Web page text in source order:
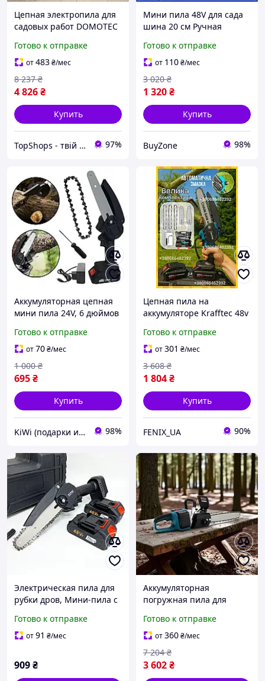
Цепная электропила для
садовых работ DOMOTEC
леса, Электро пила на
аккумуляторе LB-50
Готово к отправке
от483₴/мес
4 826₴
8 237 ₴
Купить
TopShops - твій інтернет магазин 97%
Мини пила 48V для сада
шина 20 см Ручная
6050 об/мин с 2 акб 4,0 Ач
Пилы для обрезки ветвей
Электро пила
Готово к отправке
от 110₴/мес
1 320₴
3 020 ₴
Купить
BuyZone 98%
Аккумуляторная цепная
мини пила 24V, 6 дюймов
15см шина для дачи, сада
TC
Готово к отправке
от70₴/мес
695₴
1 000 ₴
Купить
KiWi (подарки и декор для дома) 98%
Цепная пила на
аккумуляторе Krafftec 48v
для дачи Электро пила с
подачей смазки Пила
цепная ручная
Готово к отправке
от301 ₴/мес
1 804₴
3 608 ₴
Купить
FENIX_UA 90%
Электрическая пила для
рубки дров, Мини-пила с
Электро пила на
аккумуляторе JX-83
Готово к отправке
от91 ₴/мес
909₴
Аккумуляторная
погружная пила для
пила цепная
Аккумуляторные цепные
пилы для дачи
Готово к отправке
от360₴/мес
3 602₴
7 204 ₴